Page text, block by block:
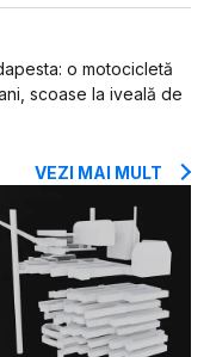
o motocicletă
scoase la iveală de
VEZI MAI MULT